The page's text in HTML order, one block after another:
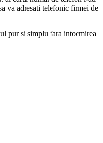
va adresati telefonic firmei de
pur si simplu fara intocmirea